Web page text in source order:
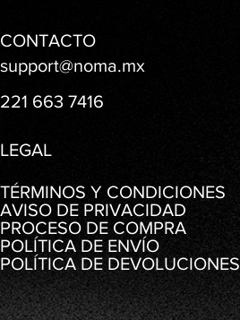
CONTACTO
support@noma.mx
221 663 7416
LEGAL
TÉRMINOS Y CONDICIONES
AVISO DE PRIVACIDAD
PROCESO DE COMPRA
POLÍTICA DE ENVÍO
POLÍTICA DE DEVOLUCIONES